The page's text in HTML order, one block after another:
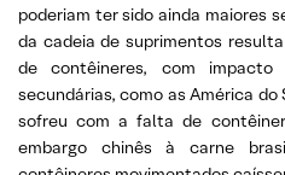
poderiam ter sido ainda maiores
da cadeia de suprimentos
de contêineres, com
secundárias, como as América do
sofreu com a falta de
embargo chinês à carne